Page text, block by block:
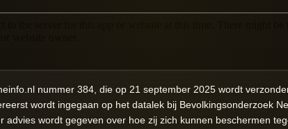
nummer 384, die op 21 september 2025 wordt
wordt ingegaan op het datalek bij Bevolkingsonderzoek
advies wordt gegeven over hoe zij zich kunnen beschermen